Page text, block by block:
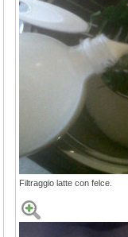
Filtraggio latte con felce.